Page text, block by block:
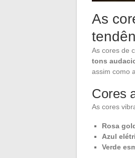
As
As cores de
tons
assim como
Cores
As cores
Rosa
Azul
Verde